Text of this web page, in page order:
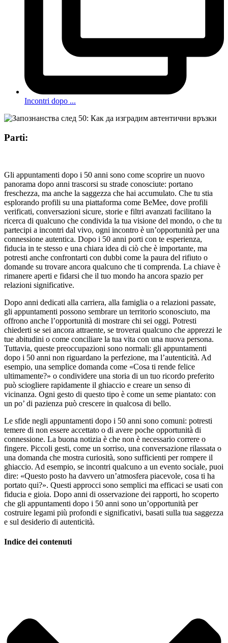
Incontri dopo ...
Parti:
Gli appuntamenti dopo i 50 anni sono come scoprire un nuovo
panorama dopo anni trascorsi su strade conosciute: portano
freschezza, ma anche la saggezza che hai accumulato. Che tu stia
esplorando profili su una piattaforma come BeMee, dove profili
verificati, conversazioni sicure, storie e filtri avanzati facilitano la
ricerca di qualcuno che condivida la tua visione del mondo, o che tu
partecipi a incontri dal vivo, ogni incontro è un’opportunità per una
connessione autentica. Dopo i 50 anni porti con te esperienza,
fiducia in te stesso e una chiara idea di ciò che è importante, ma
potresti anche confrontarti con dubbi come la paura del rifiuto o
domande su trovare ancora qualcuno che ti comprenda. La chiave è
rimanere aperti e fidarsi che il tuo mondo ha ancora spazio per
relazioni significative.
Dopo anni dedicati alla carriera, alla famiglia o a relazioni passate,
gli appuntamenti possono sembrare un territorio sconosciuto, ma
offrono anche l’opportunità di mostrare chi sei oggi. Potresti
chiederti se sei ancora attraente, se troverai qualcuno che apprezzi le
tue abitudini o come conciliare la tua vita con una nuova persona.
Tuttavia, queste preoccupazioni sono normali: gli appuntamenti
dopo i 50 anni non riguardano la perfezione, ma l’autenticità. Ad
esempio, una semplice domanda come «Cosa ti rende felice
ultimamente?» o condividere una storia di un tuo ricordo preferito
può sciogliere rapidamente il ghiaccio e creare un senso di
vicinanza. Ogni gesto di questo tipo è come un seme piantato: con
un po’ di pazienza può crescere in qualcosa di bello.
Le sfide negli appuntamenti dopo i 50 anni sono comuni: potresti
temere di non essere accettato o di avere poche opportunità di
connessione. La buona notizia è che non è necessario correre o
fingere. Piccoli gesti, come un sorriso, una conversazione rilassata o
una domanda che mostra curiosità, sono sufficienti per rompere il
ghiaccio. Ad esempio, se incontri qualcuno a un evento sociale, puoi
dire: «Questo posto ha davvero un’atmosfera piacevole, cosa ti ha
portato qui?». Questi approcci sono semplici ma efficaci se usati con
fiducia e gioia. Dopo anni di osservazione dei rapporti, ho scoperto
che gli appuntamenti dopo i 50 anni sono un’opportunità per
costruire legami più profondi e significativi, basati sulla tua saggezza
e sul desiderio di autenticità.
Indice dei contenuti